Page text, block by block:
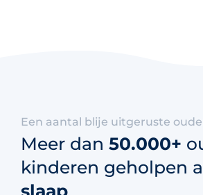
Een aantal blije uitgeruste
Meer dan 50.000+
kinderen geholpen
slaap